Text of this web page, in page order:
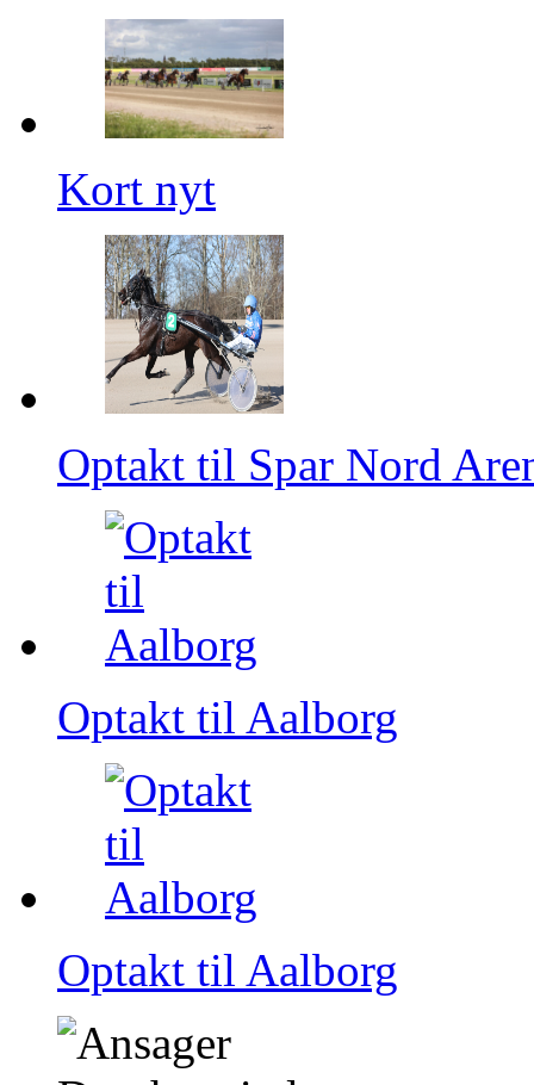
Kort nyt
Optakt til Spar Nord
Optakt til Aalborg
Optakt til Aalborg